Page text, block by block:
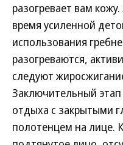
разогревает вам
время усиленной
использования
разогреваются,
следуют
Заключительный
отдыха с закрытыми
полотенцем на лице.